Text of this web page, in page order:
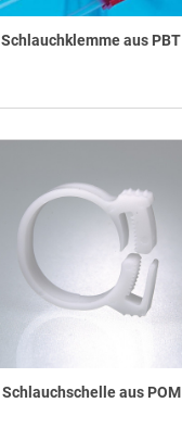
Schlauchklemme aus PBT
Schlauchschelle aus POM